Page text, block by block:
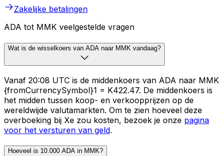
Zakelijke betalingen
ADA tot MMK veelgestelde vragen
Wat is de wisselkoers van ADA naar MMK vandaag?
Vanaf 20:08 UTC is de middenkoers van ADA naar MMK
{fromCurrencySymbol}1 = K422.47. De middenkoers is
het midden tussen koop- en verkoopprijzen op de
wereldwijde valutamarkten. Om te zien hoeveel deze
overboeking bij Xe zou kosten, bezoek je onze pagina
voor het versturen van geld.
Hoeveel is 10.000 ADA in MMK?